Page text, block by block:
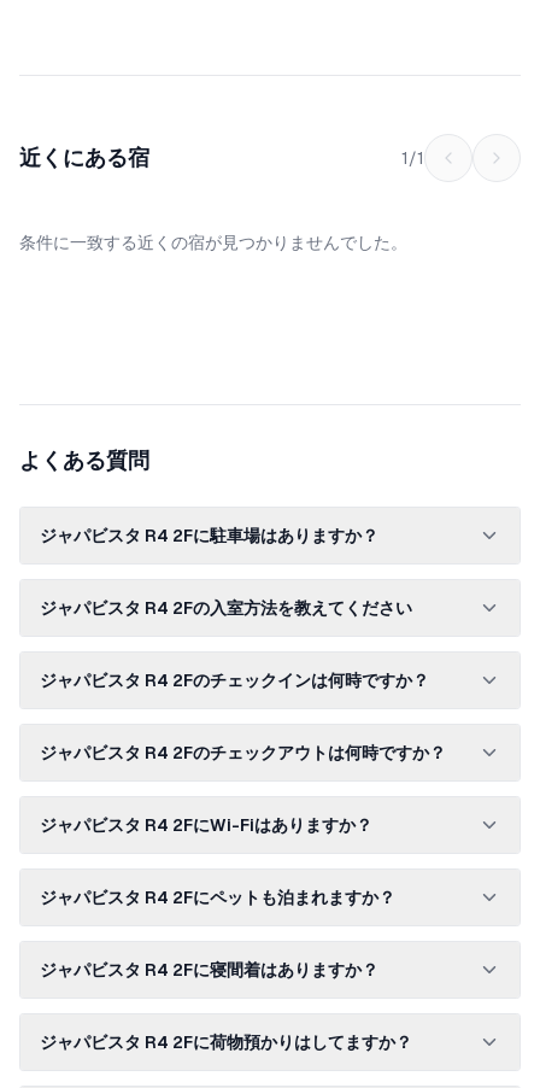
近くにある宿 1/1
条件に一致する近くの宿が見つかりませんでした。
よくある質問
ジャパビスタ R4 2Fに駐車場はありますか？
ジャパビスタ R4 2Fの入室方法を教えてください
ジャパビスタ R4 2Fのチェックインは何時ですか？
ジャパビスタ R4 2Fのチェックアウトは何時ですか？
ジャパビスタ R4 2FにWi-Fiはありますか？
ジャパビスタ R4 2Fにペットも泊まれますか？
ジャパビスタ R4 2Fに寝間着はありますか？
ジャパビスタ R4 2Fに荷物預かりはしてますか？